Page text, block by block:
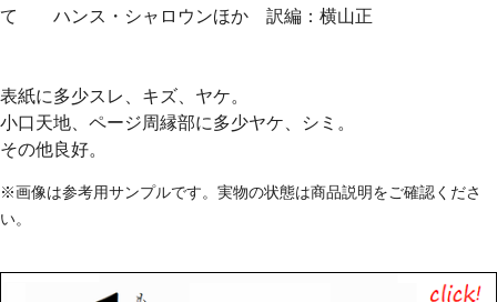
て ハンス・シャロウンほか 訳編：横山正
表紙に多少スレ、キズ、ヤケ。
小口天地、ページ周縁部に多少ヤケ、シミ。
その他良好。
※画像は参考用サンプルです。実物の状態は商品説明をご確認くださ
い。